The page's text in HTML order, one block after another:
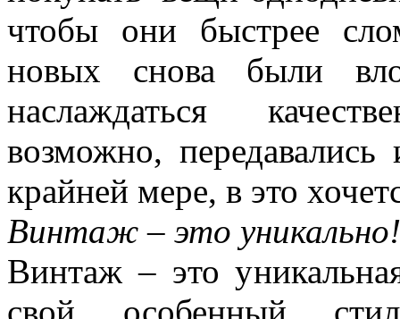
чтобы они быстрее
новых снова были
наслаждаться
возможно,
крайней мере, в это
Винтаж – это уникально!
Винтаж – это
свой особенный